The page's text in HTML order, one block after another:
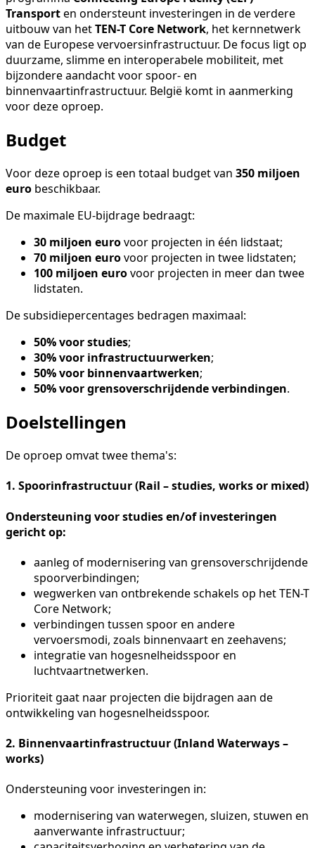
Transporten ondersteunt investeringen in de verdere
uitbouw van hetTEN-T Core Network, het kernnetwerk
van de Europese vervoersinfrastructuur. De focus ligt op
duurzame, slimme en interoperabele mobiliteit, met
bijzondere aandacht voor spoor- en
binnenvaartinfrastructuur. België komt in aanmerking
voor deze oproep.
Budget
Voor deze oproep is een totaal budget van 350 miljoen
euro beschikbaar.
De maximale EU-bijdrage bedraagt:
30 miljoen eurovoor projecten in één lidstaat;
70 miljoen eurovoor projecten in twee lidstaten;
100 miljoen eurovoor projecten in meer dan twee
lidstaten.
De subsidiepercentages bedragen maximaal:
50% voor studies;
30% voor infrastructuurwerken;
50% voor binnenvaartwerken;
50% voor grensoverschrijdende verbindingen.
Doelstellingen
De oproep omvat twee thema's:
1. Spoorinfrastructuur (Rail – studies, works or mixed)
Ondersteuning voor studies en/of investeringen
gericht op:
aanleg of modernisering van grensoverschrijdende
spoorverbindingen;
wegwerken van ontbrekende schakels op het TEN-T
Core Network;
verbindingen tussen spoor en andere
vervoersmodi, zoals binnenvaart en zeehavens;
integratie van hogesnelheidsspoor en
luchtvaartnetwerken.
Prioriteit gaat naar projecten die bijdragen aan de
ontwikkeling van hogesnelheidsspoor.
2. Binnenvaartinfrastructuur (Inland Waterways –
works)
Ondersteuning voor investeringen in:
modernisering van waterwegen, sluizen, stuwen en
aanverwante infrastructuur;